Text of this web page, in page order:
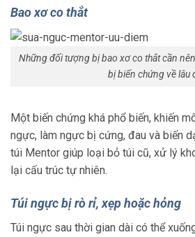
Bao xơ co thắt
Những đối tượng bị bao xơ co thắt cần
bị biến chứng về lâu
Một biến chứng khá phổ biến, khiến
ngực, làm ngực bị cứng, đau và biến
túi Mentor giúp loại bỏ túi cũ, xử lý
lại cấu trúc tự nhiên.
Túi ngực bị rò rỉ, xẹp hoặc hỏng
Túi ngực sau thời gian dài có thể